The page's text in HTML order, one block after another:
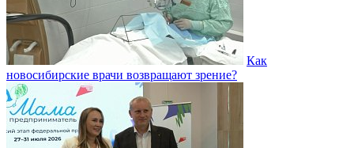
Как
новосибирские врачи возвращают зрение?